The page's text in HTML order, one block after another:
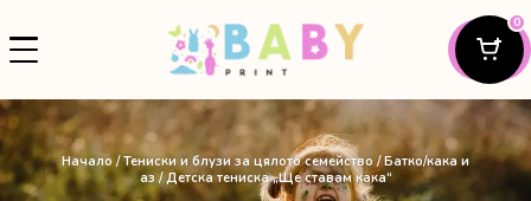
0
Начало /Тениски и блузи за цялото семейство/Батко/кака и
аз / Детска тениска „Ще ставам кака“